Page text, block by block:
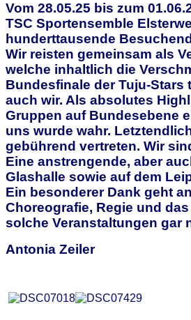
Vom 28.05.25 bis zum
TSC Sportensemble
hunderttausende
Wir reisten gemeinsam als
welche inhaltlich die
Bundesfinale der Tuju-Stars
auch wir. Als absolutes
Gruppen auf Bundesebene
uns wurde wahr.
gebührend vertreten. Wir
Eine anstrengende, aber
Glashalle sowie auf dem
Ein besonderer Dank geht
Choreografie, Regie und
solche Veranstaltungen gar
Antonia Zeiler